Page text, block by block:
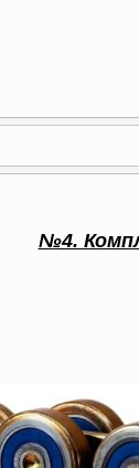
№4.